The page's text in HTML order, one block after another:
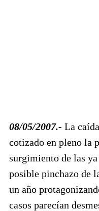
08/05/2007.- La
cotizado en pleno la
surgimiento de las
posible pinchazo de
un año
casos parecían